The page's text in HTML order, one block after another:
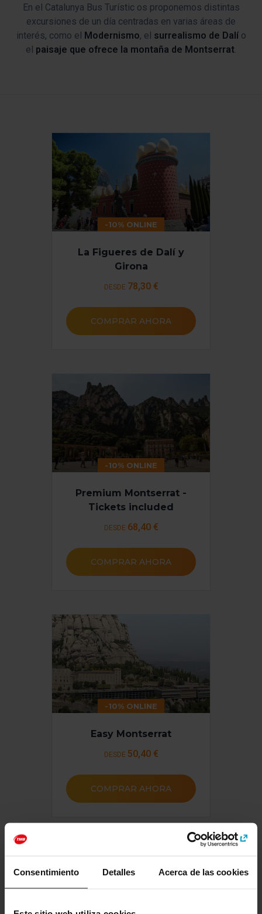
Consentimiento Detalles Acerca de las cookies
En el Catalunya Bus Turístic os proponemos distintas
excursiones de un día centradas en varias áreas de
interés, como el Modernismo, el surrealismo de Dalío
el paisaje que ofrece la montaña de Montserrat.
-10% ONLINE
La Figueres de Dalí y
Girona
DESDE 78,30 €
COMPRAR AHORA
-10% ONLINE
Premium Montserrat -
Tickets included
DESDE 68,40 €
COMPRAR AHORA
-10% ONLINE
Easy Montserrat
DESDE 50,40 €
COMPRAR AHORA